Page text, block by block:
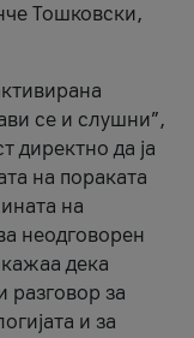
Тошковски,
се и слушни”,
директно да ја
на пораката
на
неодговорен
дека
разговор за
и за